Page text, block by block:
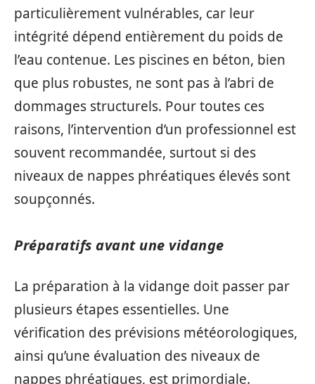
particulièrement vulnérables, car leur
intégrité dépend entièrement du poids de
l’eau contenue. Les piscines en béton, bien
que plus robustes, ne sont pas à l’abri de
dommages structurels. Pour toutes ces
raisons, l’intervention d’un professionnel est
souvent recommandée, surtout si des
niveaux de nappes phréatiques élevés sont
soupçonnés.
Préparatifs avant une vidange
La préparation à la vidange doit passer par
plusieurs étapes essentielles. Une
vérification des prévisions météorologiques,
ainsi qu’une évaluation des niveaux de
nappes phréatiques, est primordiale.